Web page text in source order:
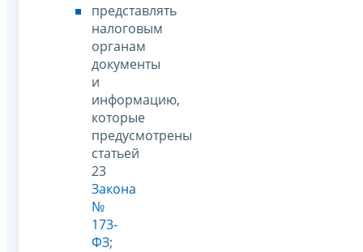
представлять
налоговым
органам
документы
и
информацию,
которые
предусмотрены
статьей
23
Закона
№
173-
ФЗ;